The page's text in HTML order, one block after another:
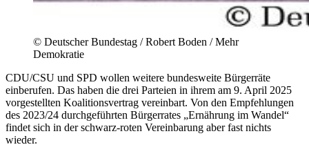
© Deutscher Bundestag / Robert Boden / Mehr
Demokratie
CDU/CSU und SPD wollen weitere bundesweite Bürgerräte
einberufen. Das haben die drei Parteien in ihrem am 9. April 2025
vorgestellten Koalitionsvertrag vereinbart. Von den Empfehlungen
des 2023/24 durchgeführten Bürgerrates „Ernährung im Wandel“
findet sich in der schwarz-roten Vereinbarung aber fast nichts
wieder.